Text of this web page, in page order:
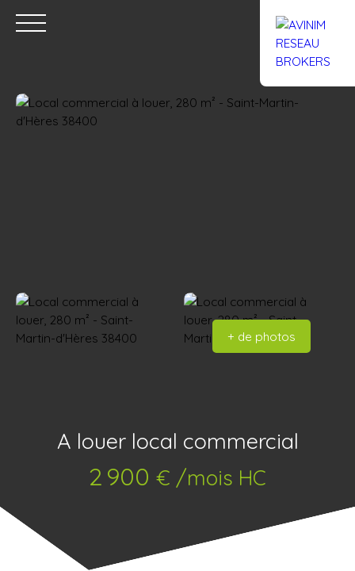
+ de photos
A louer local commercial
2 900 € /mois HC